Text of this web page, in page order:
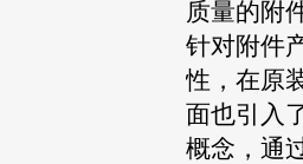
质量的附
针对附件
性，在原
面也引入
概念，通